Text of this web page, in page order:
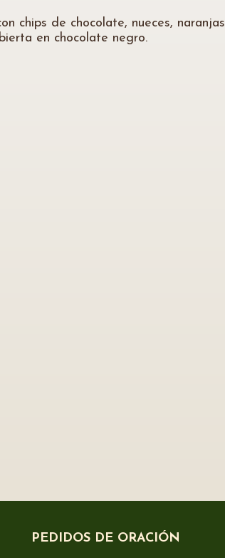
chips de chocolate, nueces, naranjas
en chocolate negro.
PEDIDOS DE ORACIÓN